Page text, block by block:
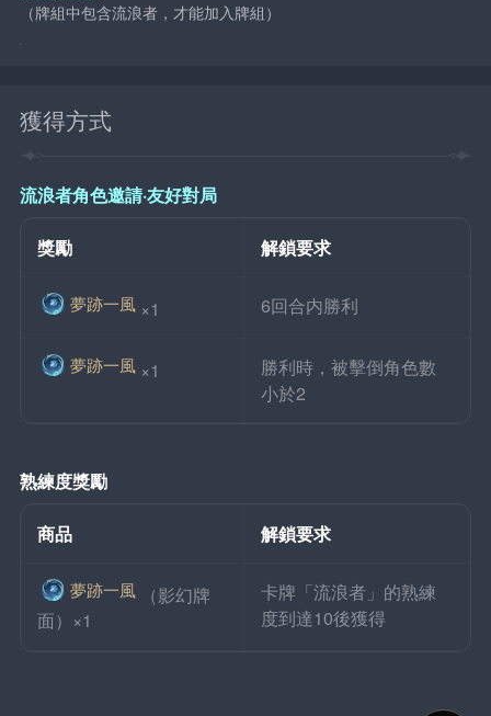
（牌組中包含流浪者，才能加入牌組）
獲得方式
流浪者角色邀請·友好對局
獎勵 解鎖要求
夢跡一風 ×1 6回合内勝利
夢跡一風 ×1
勝利時，被擊倒角色數
小於2
熟練度獎勵
商品 解鎖要求
夢跡一風
（影幻牌
面）×1
卡牌「流浪者」的熟練
度到達10後獲得